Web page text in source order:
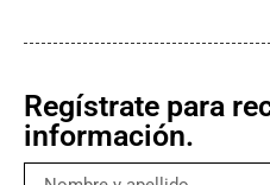
Regístrate para
información.